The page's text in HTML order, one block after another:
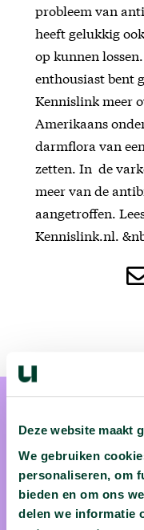
Deze website maakt
We gebruiken
personaliseren, om
bieden en om ons
delen we informatie
probleem van
heeft gelukkig
op kunnen
enthousiast bent
Kennislink meer
Amerikaans
darmflora van
zetten. In de
meer van de
aangetroffen.
Kennislink.nl.
Microbioloog